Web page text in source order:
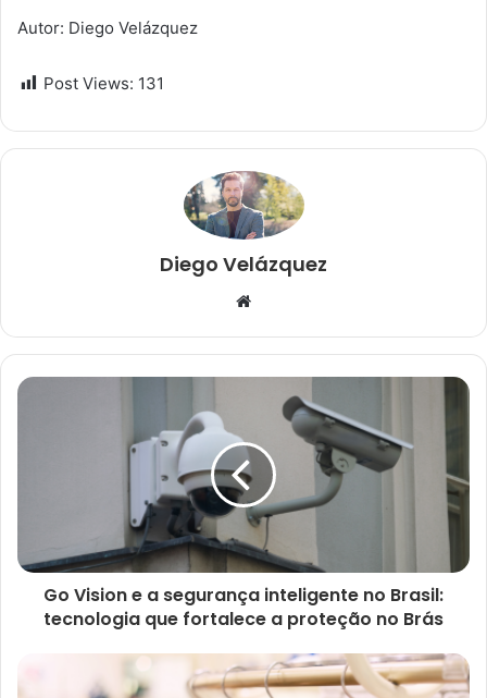
Autor: Diego Velázquez
Post Views: 131
Diego Velázquez
Website
Go Vision e a segurança inteligente no Brasil:
tecnologia que fortalece a proteção no Brás